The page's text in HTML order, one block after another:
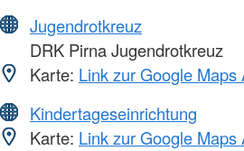
Jugendrotkreuz
DRK Pirna Jugendrotkreuz
Karte: Link zur Google Maps
Kindertageseinrichtung
Karte: Link zur Google Maps